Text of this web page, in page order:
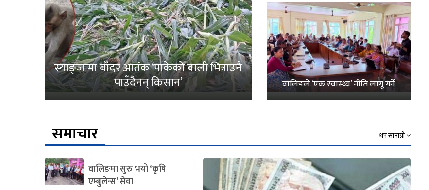
स्याङ्जामा बाँदर आतंक ‘पाकेको बाली भित्राउनै
पाउँदैनन् किसान’ वालिङले ‘एक स्वास्थ्य’ नीति लागू गर्ने
समाचार थप सामाग्री
वालिङमा सुरु भयो ‘कृषि
एम्बुलेन्स’ सेवा